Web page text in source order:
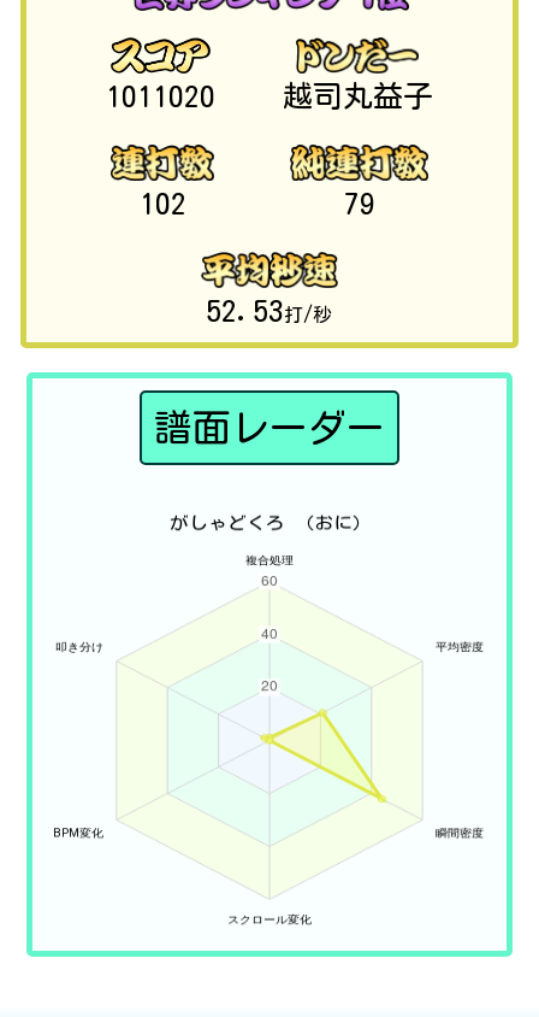
1011020 越司丸益子
102 79
52.53打/秒
譜面レーダー